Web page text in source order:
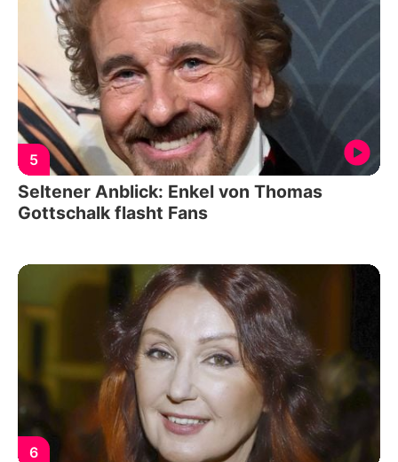
5
Seltener Anblick: Enkel von Thomas
Gottschalk flasht Fans
6